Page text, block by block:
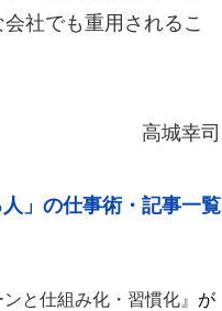
社でも重用されるこ
高城幸司
人」の仕事術・記事一覧
と仕組み化・習慣化』 が